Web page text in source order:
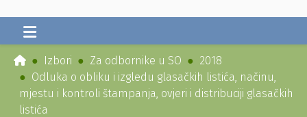
Izbori Za odbornike u SO
2018
Odluka o obliku i izgledu glasačkih listića, načinu,
mjestu i kontroli štampanja, ovjeri i distribuciji glasačkih
listića